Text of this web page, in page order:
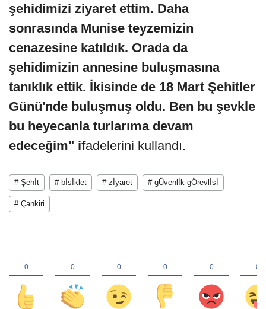
şehidimizi ziyaret ettim. Daha
sonrasında Munise teyzemizin
cenazesine katıldık. Orada da
şehidimizin annesine buluşmasına
tanıklık ettik. İkisinde de 18 Mart Şehitler
Günü'nde buluşmuş oldu. Ben bu şevkle
bu heyecanla turlarıma devam
edeceğim" ifadelerini kullandı.
# Şehİt # bİsİklet # zİyaret # gÜvenlİk gÖrevlİsİ
# Çankiri